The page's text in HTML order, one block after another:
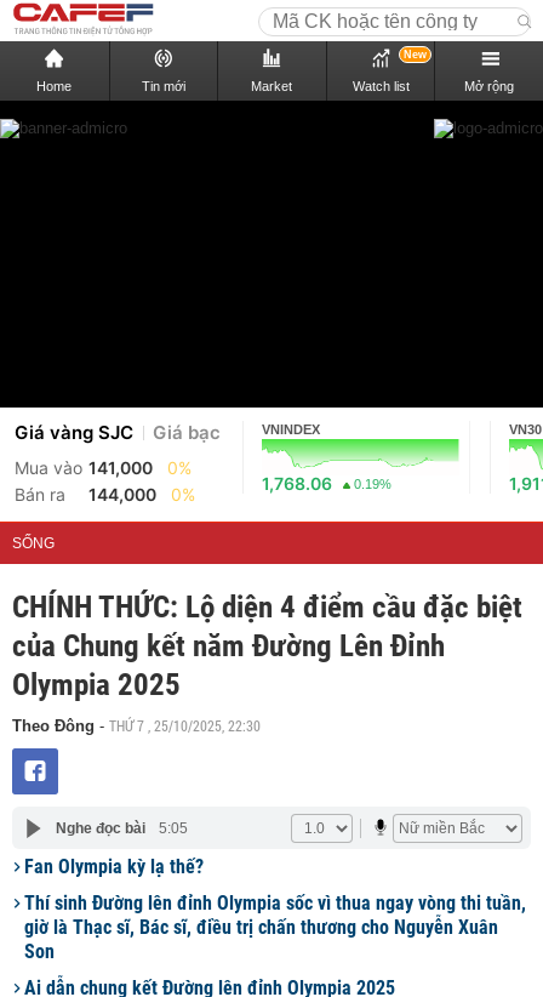
Home Tin mới Market Watch list
New
Mở rộng
Giá vàng SJC Giá bạc
Mua vào 141,000
0%
Bán ra
144,000 0%
VNINDEX
1,768.06 0.19%
VN30
SỐNG
CHÍNH THỨC: Lộ diện 4 điểm cầu đặc biệt
của Chung kết năm Đường Lên Đỉnh
Olympia 2025
Theo Đông - THỨ 7 , 25/10/2025, 22:30
Nghe đọc bài 5:05
Fan Olympia kỳ lạ thế?
Thí sinh Đường lên đỉnh Olympia sốc vì thua ngay vòng thi tuần,
giờ là Thạc sĩ, Bác sĩ, điều trị chấn thương cho Nguyễn Xuân
Son
Ai dẫn chung kết Đường lên đỉnh Olympia 2025